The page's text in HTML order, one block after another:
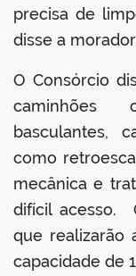
precisa de
disse a
O Consórcio
caminhões
basculantes,
como
mecânica e
difícil acesso.
que realizarão
capacidade de